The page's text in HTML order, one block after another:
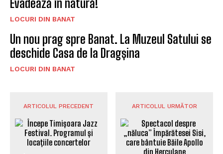
Evadează în natură!
LOCURI DIN BANAT
Un nou prag spre Banat. La Muzeul Satului se
deschide Casa de la Dragșina
LOCURI DIN BANAT
ARTICOLUL PRECEDENT ARTICOLUL URMĂTOR